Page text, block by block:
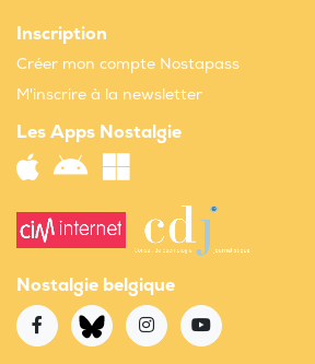
Inscription
Créer mon compte Nostapass
M'inscrire à la newsletter
Les Apps Nostalgie
Nostalgie belgique